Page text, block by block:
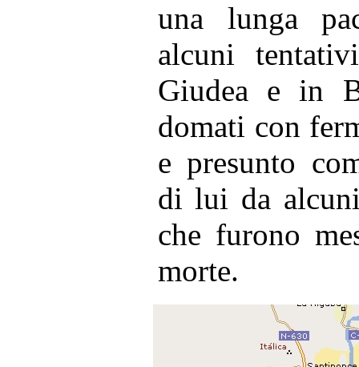
una lunga
alcuni
Giudea e in
domati con
e presunto
di lui da
che furono
morte.